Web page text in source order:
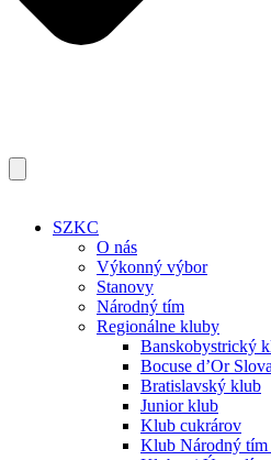
SZKC
O nás
Výkonný výbor
Stanovy
Národný tím
Regionálne kluby
Banskobystrický
Bocuse d’Or
Bratislavský klub
Junior klub
Klub cukrárov
Klub Národný tím